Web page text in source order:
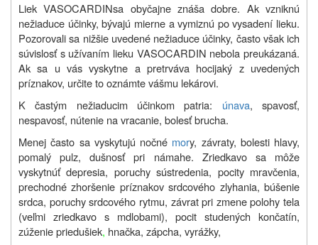
Liek VASOCARDINsa obyčajne znáša dobre. Ak vzniknú
nežiaduce účinky, bývajú mierne a vymiznú po vysadení lieku.
Pozorovali sa nižšie uvedené nežiaduce účinky, často však ich
súvislosť s užívaním lieku VASOCARDIN nebola preukázaná.
Ak sa u vás vyskytne a pretrváva hocijaký z uvedených
príznakov, určite to oznámte vášmu lekárovi.
K častým nežiaducim účinkom patria: únava, spavosť,
nespavosť, nútenie na vracanie, bolesť brucha.
Menej často sa vyskytujú nočné mory, závraty, bolesti hlavy,
pomalý pulz, dušnosť pri námahe. Zriedkavo sa môže
vyskytnúť depresia, poruchy sústredenia, pocity mravčenia,
prechodné zhoršenie príznakov srdcového zlyhania, búšenie
srdca, poruchy srdcového rytmu, závrat pri zmene polohy tela
(veľmi zriedkavo s mdlobami), pocit studených končatín,
zúženie priedušiek, hnačka, zápcha, vyrážky,